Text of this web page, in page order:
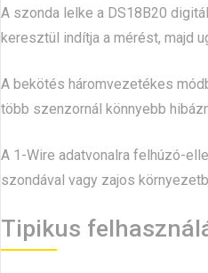
A szonda lelke a DS18B20
keresztül indítja a mérést, majd
A bekötés háromvezetékes
több szenzornál könnyebb
A 1-Wire adatvonalra felhúzó-
szondával vagy zajos
Tipikus